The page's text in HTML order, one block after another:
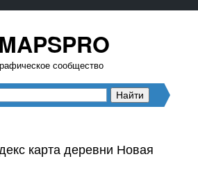
MAPSPRO
сообщество
карта деревни Новая